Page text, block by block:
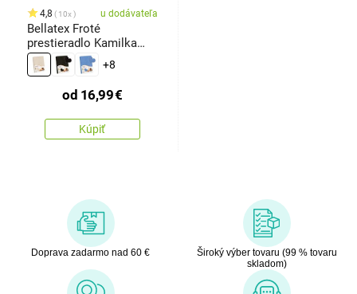
4,8 10x u dodávateľa
Bellatex Froté
prestieradlo Kamilka
natur
+8
od 16,99€
Kúpiť
Doprava zadarmo nad 60 €
Široký výber tovaru (99 % tovaru
skladom)